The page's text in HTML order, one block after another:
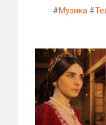
#Музика #